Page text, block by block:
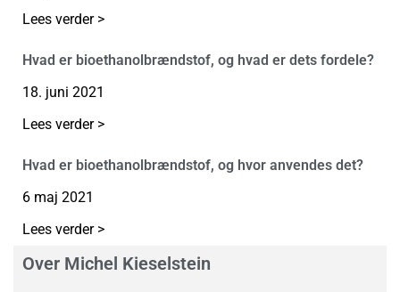
Lees verder >
Hvad er bioethanolbrændstof, og hvad er dets fordele?
18. juni 2021
Lees verder >
Hvad er bioethanolbrændstof, og hvor anvendes det?
6 maj 2021
Lees verder >
Over Michel Kieselstein